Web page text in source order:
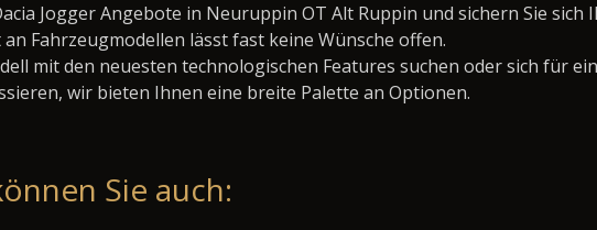
Jogger Angebote in Neuruppin OT Alt Ruppin und sichern Sie sich
Fahrzeugmodellen lässt fast keine Wünsche offen.
mit den neuesten technologischen Features suchen oder sich für
wir bieten Ihnen eine breite Palette an Optionen.
Sie auch: